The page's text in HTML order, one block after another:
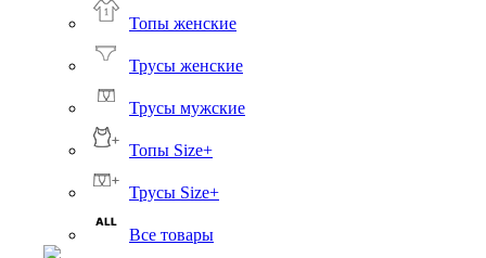
Топы женские
Трусы женские
Трусы мужские
Топы Size+
Трусы Size+
Все товары